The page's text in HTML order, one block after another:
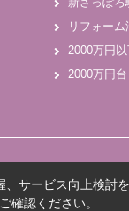
リフォーム
2000万円
2000万円台
サービス向上検討
確認ください。